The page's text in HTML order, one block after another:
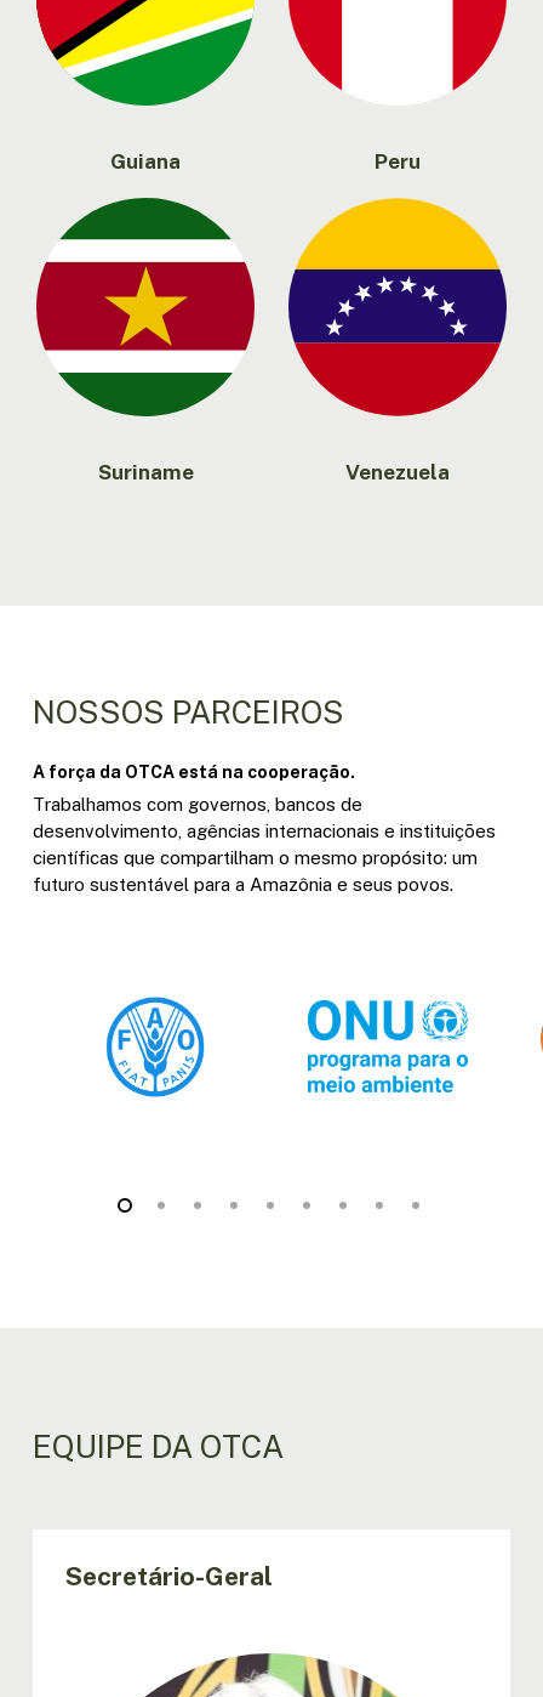
Guiana Peru
Suriname Venezuela
NOSSOS PARCEIROS
A força da OTCA está na cooperação.
Trabalhamos com governos, bancos de
desenvolvimento, agências internacionais e instituições
científicas que compartilham o mesmo propósito: um
futuro sustentável para a Amazônia e seus povos.
EQUIPE DA OTCA
Secretário-Geral